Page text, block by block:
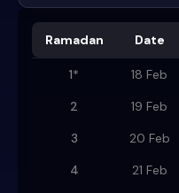
Ramadan Date
1* 18 Feb
2
19 Feb
3
20 Feb
4
21 Feb